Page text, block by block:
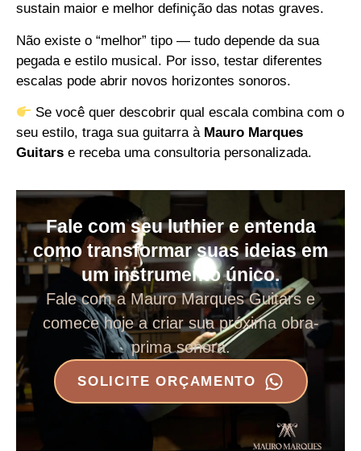
sustain maior e melhor definição das notas graves.
Não existe o “melhor” tipo — tudo depende da sua
pegada e estilo musical. Por isso, testar diferentes
escalas pode abrir novos horizontes sonoros.
Se você quer descobrir qual escala combina com o
seu estilo, traga sua guitarra à Mauro Marques
Guitars e receba uma consultoria personalizada.
Fale com seu luthier e entenda
como transformar suas ideias em
um instrumento único.
Fale com a Mauro Marques Guitars e
comece hoje a criar sua próxima obra-
prima sonora.
SOLICITE ORÇAMENTO